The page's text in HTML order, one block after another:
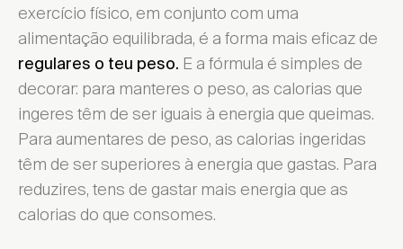
exercício físico, em conjunto com uma
alimentação equilibrada, é a forma mais eficaz de
regulares o teu peso. E a fórmula é simples de
decorar: para manteres o peso, as calorias que
ingeres têm de ser iguais à energia que queimas.
Para aumentares de peso, as calorias ingeridas
têm de ser superiores à energia que gastas. Para
reduzires, tens de gastar mais energia que as
calorias do que consomes.